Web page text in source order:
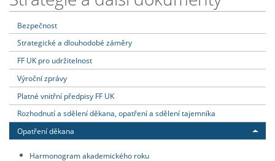
Bezpečnost
Strategické a dlouhodobé záměry
FF UK pro udržitelnost
Výroční zprávy
Platné vnitřní předpisy FF UK
Rozhodnutí a sdělení děkana, opatření a sdělení tajemníka
Opatření děkana
Harmonogram akademického roku